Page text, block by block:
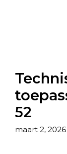
52
maart 2, 2026